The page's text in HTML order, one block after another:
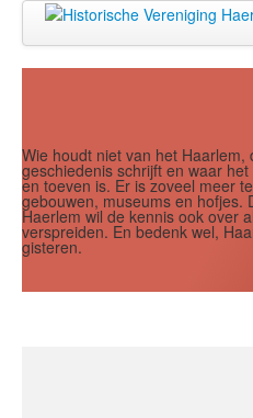
Zien
Lezen
Over ons
Wie houdt niet van het Haarlem,
geschiedenis schrijft en waar
en toeven is. Er is zoveel meer
gebouwen, museums en hofjes.
Haerlem wil de kennis ook over
verspreiden. En bedenk wel,
gisteren.